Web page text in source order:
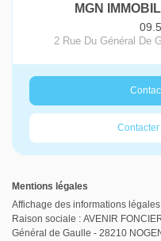
MGN
2 Rue Du Général De
Mentions légales
Affichage des informations légales
Raison sociale : AVENIR
Général de Gaulle - 28210